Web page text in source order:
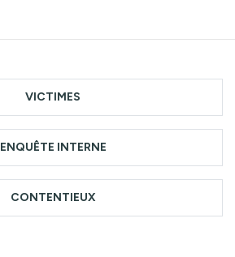
VICTIMES
ENQUÊTE INTERNE
CONTENTIEUX